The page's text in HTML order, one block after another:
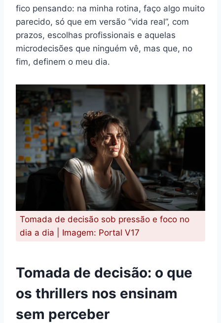
fico pensando: na minha rotina, faço algo muito
parecido, só que em versão “vida real”, com
prazos, escolhas profissionais e aquelas
microdecisões que ninguém vê, mas que, no
fim, definem o meu dia.
Tomada de decisão sob pressão e foco no
dia a dia | Imagem: Portal V17
Tomada de decisão: o que
os thrillers nos ensinam
sem perceber